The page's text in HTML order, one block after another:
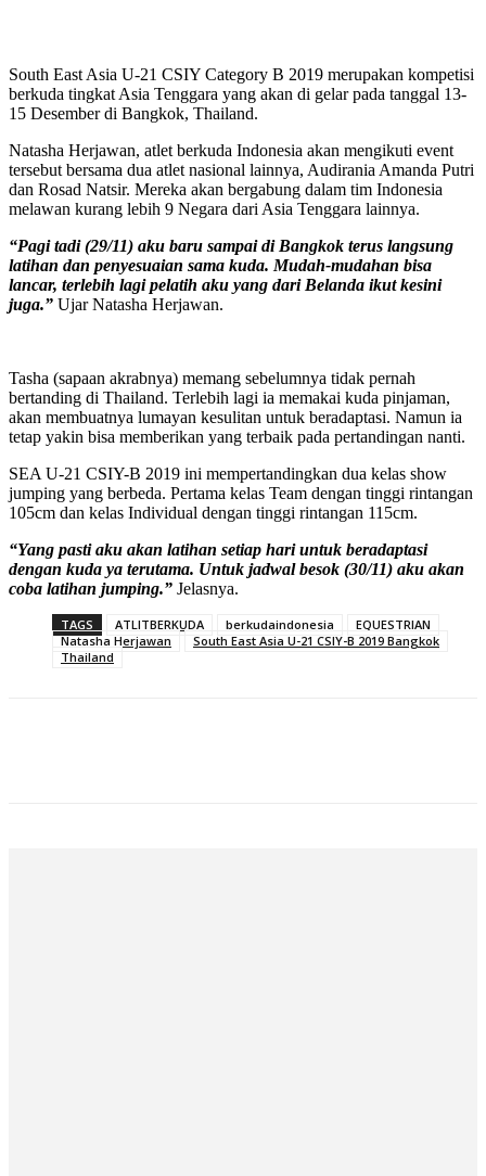
South East Asia U-21 CSIY Category B 2019 merupakan kompetisi
berkuda tingkat Asia Tenggara yang akan di gelar pada tanggal 13-
15 Desember di Bangkok, Thailand.
Natasha Herjawan, atlet berkuda Indonesia akan mengikuti event
tersebut bersama dua atlet nasional lainnya, Audirania Amanda Putri
dan Rosad Natsir. Mereka akan bergabung dalam tim Indonesia
melawan kurang lebih 9 Negara dari Asia Tenggara lainnya.
“Pagi tadi (29/11) aku baru sampai di Bangkok terus langsung
latihan dan penyesuaian sama kuda. Mudah-mudahan bisa
lancar, terlebih lagi pelatih aku yang dari Belanda ikut kesini
juga.” Ujar Natasha Herjawan.
Tasha (sapaan akrabnya) memang sebelumnya tidak pernah
bertanding di Thailand. Terlebih lagi ia memakai kuda pinjaman,
akan membuatnya lumayan kesulitan untuk beradaptasi. Namun ia
tetap yakin bisa memberikan yang terbaik pada pertandingan nanti.
SEA U-21 CSIY-B 2019 ini mempertandingkan dua kelas show
jumping yang berbeda. Pertama kelas Team dengan tinggi rintangan
105cm dan kelas Individual dengan tinggi rintangan 115cm.
“Yang pasti aku akan latihan setiap hari untuk beradaptasi
dengan kuda ya terutama. Untuk jadwal besok (30/11) aku akan
coba latihan jumping.” Jelasnya.
TAGS ATLITBERKUDA berkudaindonesia
EQUESTRIAN
Natasha Herjawan
South East Asia U-21 CSIY-B 2019 Bangkok
Thailand